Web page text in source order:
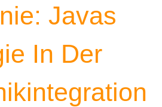
Javas
In Der